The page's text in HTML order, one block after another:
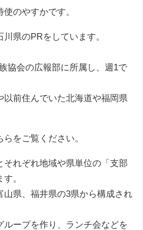
のやすかです。
県のPRをしています。
協会の広報部に所属し、週1で
以前住んでいた北海道や福岡県
ら をご覧ください。
れぞれ地域や県単位の「支部
。
県、福井県の3県から構成され
ループを作り、ランチ会などを